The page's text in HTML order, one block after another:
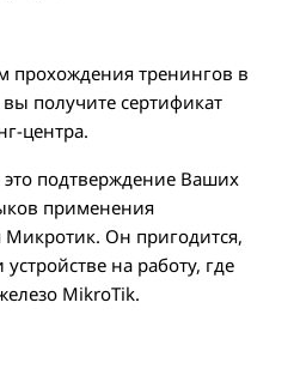
прохождения тренингов в
получите сертификат
центра.
подтверждение Ваших
применения
Он пригодится,
на работу, где
MikroTik.